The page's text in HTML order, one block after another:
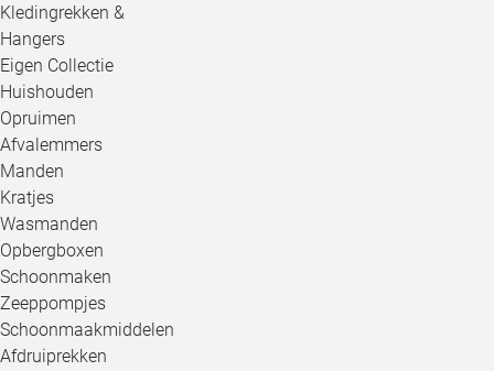
Kledingrekken &
Hangers
Eigen Collectie
Huishouden
Opruimen
Afvalemmers
Manden
Kratjes
Wasmanden
Opbergboxen
Schoonmaken
Zeeppompjes
Schoonmaakmiddelen
Afdruiprekken